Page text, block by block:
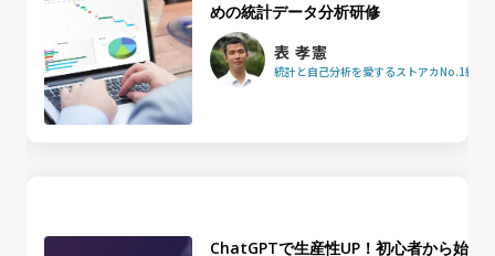
めの統計データ分析研修
表 孝憲
統計と自己分析を愛するストアカNo.1統計
ChatGPTで生産性UP！初心者から始め